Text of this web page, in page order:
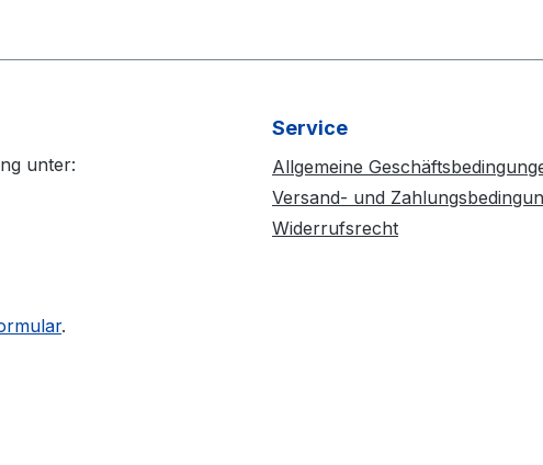
unter:
.
Service
Allgemeine
Versand- und
Widerrufsrecht